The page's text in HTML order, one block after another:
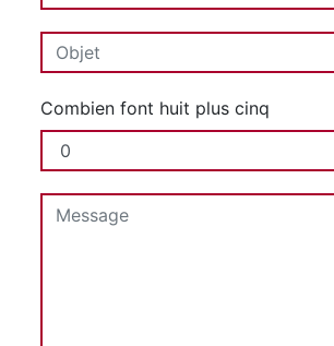
Combien font huit plus cinq